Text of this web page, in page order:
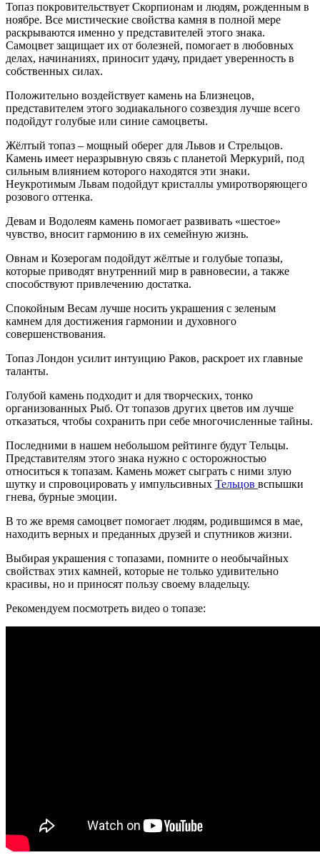
Топаз покровительствует Скорпионам и людям, рожденным в
ноябре. Все мистические свойства камня в полной мере
раскрываются именно у представителей этого знака.
Самоцвет защищает их от болезней, помогает в любовных
делах, начинаниях, приносит удачу, придает уверенность в
собственных силах.
Положительно воздействует камень на Близнецов,
представителем этого зодиакального созвездия лучше всего
подойдут голубые или синие самоцветы.
Жёлтый топаз – мощный оберег для Львов и Стрельцов.
Камень имеет неразрывную связь с планетой Меркурий, под
сильным влиянием которого находятся эти знаки.
Неукротимым Львам подойдут кристаллы умиротворяющего
розового оттенка.
Девам и Водолеям камень помогает развивать «шестое»
чувство, вносит гармонию в их семейную жизнь.
Овнам и Козерогам подойдут жёлтые и голубые топазы,
которые приводят внутренний мир в равновесии, а также
способствуют привлечению достатка.
Спокойным Весам лучше носить украшения с зеленым
камнем для достижения гармонии и духовного
совершенствования.
Топаз Лондон усилит интуицию Раков, раскроет их главные
таланты.
Голубой камень подходит и для творческих, тонко
организованных Рыб. От топазов других цветов им лучше
отказаться, чтобы сохранить при себе многочисленные тайны.
Последними в нашем небольшом рейтинге будут Тельцы.
Представителям этого знака нужно с осторожностью
относиться к топазам. Камень может сыграть с ними злую
шутку и спровоцировать у импульсивных Тельцов вспышки
гнева, бурные эмоции.
В то же время самоцвет помогает людям, родившимся в мае,
находить верных и преданных друзей и спутников жизни.
Выбирая украшения с топазами, помните о необычайных
свойствах этих камней, которые не только удивительно
красивы, но и приносят пользу своему владельцу.
Рекомендуем посмотреть видео о топазе: